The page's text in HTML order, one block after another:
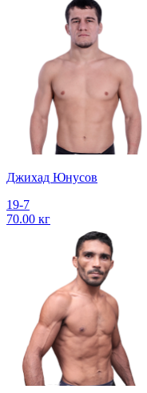
Джихад Юнусов
19-7
70.00 кг